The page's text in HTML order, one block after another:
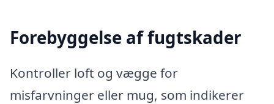
Forebyggelse af fugtskader
Kontroller loft og vægge for
misfarvninger eller mug, som indikerer